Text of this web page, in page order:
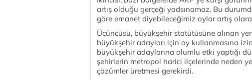
artış olduğu gerçeği yadsınamaz. Bu
göre emanet diyebileceğimiz oylar artış
Üçüncüsü, büyükşehir statütüsüne alınan
büyükşehir adayları için oy kullanmasına
büyükşehir adaylarına olumlu etki yaptığı
şehirlerin metropol harici ilçelerinde neden
çözümler üretmesi gerekirdi.